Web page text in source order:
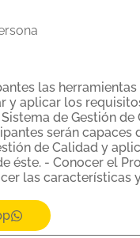
las
y aplicar los
de Gestión
serán capaces
de Calidad y
éste. - Conocer el
las características